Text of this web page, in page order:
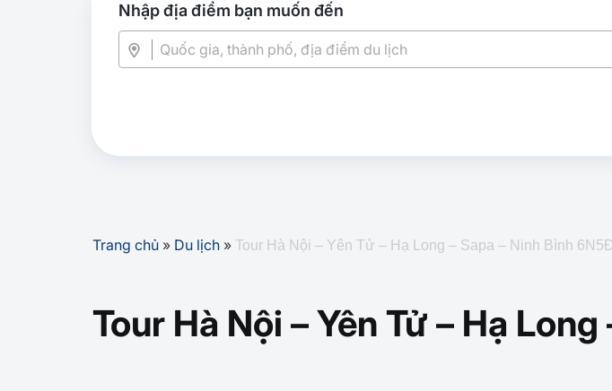
Nhập địa điểm bạn muốn đến
Trang chủ » Du lịch » Tour Hà Nội – Yên Tử – Hạ Long – Sapa – Ninh Bình
Tour Hà Nội – Yên Tử – Hạ